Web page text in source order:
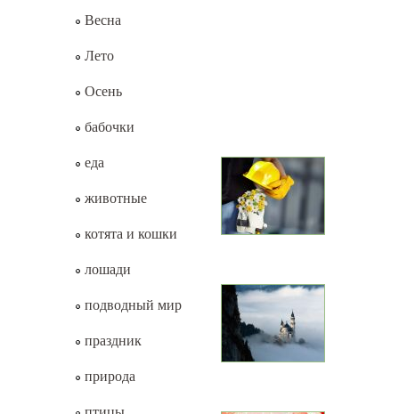
Весна
Лето
Осень
бабочки
еда
животные
котята и кошки
лошади
подводный мир
праздник
природа